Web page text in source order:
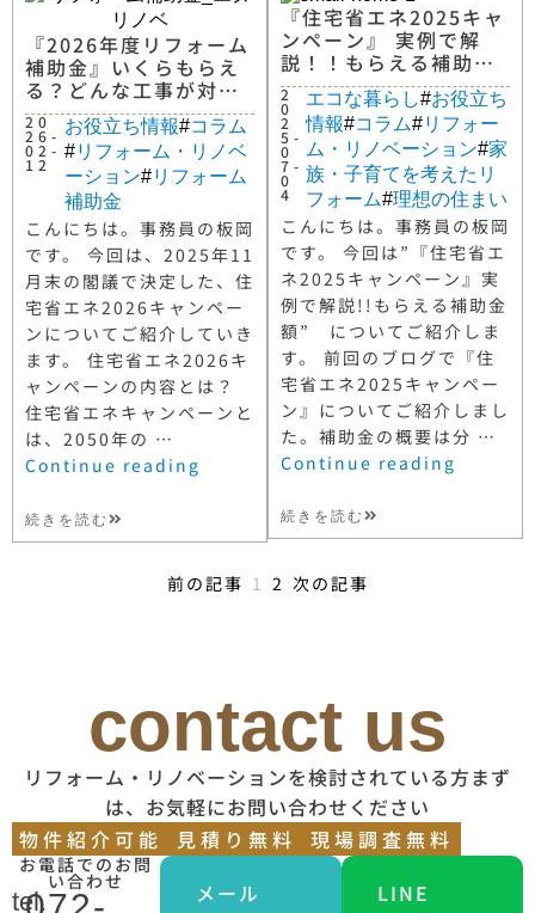
『2026年度リフォーム
補助金』いくらもらえ
る？どんな工事が対
象？
20
26-
02-
12
お役立ち情報#コラム
#リフォーム・リノベ
ーション#リフォーム
補助金
こんにちは。事務員の板岡
です。 今回は、2025年11
月末の閣議で決定した、住
宅省エネ2026キャンペー
ンについてご紹介していき
ます。 住宅省エネ2026キ
ャンペーンの内容とは？
住宅省エネキャンペーンと
は、2050年の …
Continue reading
続きを読む
『住宅省エネ2025キャ
ンペーン』 実例で解
説！！もらえる補助金
額
2
0
2
5-
0
7-
0
4
エコな暮らし#お役立ち
情報#コラム#リフォー
ム・リノベーション#家
族・子育てを考えたリ
フォーム#理想の住まい
こんにちは。事務員の板岡
です。 今回は”『住宅省エ
ネ2025キャンペーン』実
例で解説!!もらえる補助金
額” についてご紹介しま
す。 前回のブログで『住
宅省エネ2025キャンペー
ン』についてご紹介しまし
た。補助金の概要は分 …
Continue reading
続きを読む
前の記事 1 2 次の記事
contact us
リフォーム・リノベーションを検討されている方まず
は、お気軽にお問い合わせください
物件紹介可能
見積り無料 現場調査無料
お電話でのお問
い合わせ
tel.
メール
LINE